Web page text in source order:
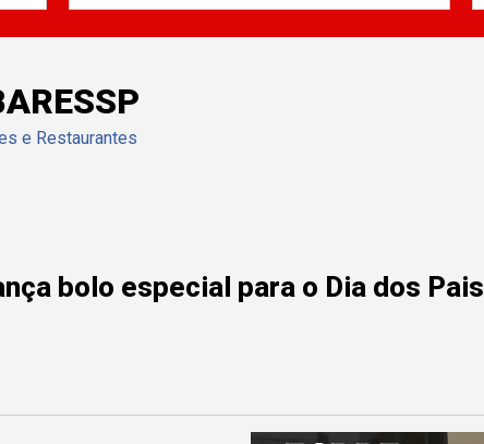
e Restaurantes
bolo especial para o Dia dos Pais